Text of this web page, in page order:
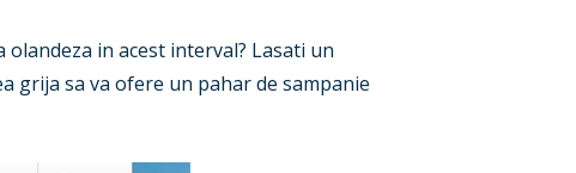
in acest interval? Lasati un
grija sa va ofere un pahar de sampanie